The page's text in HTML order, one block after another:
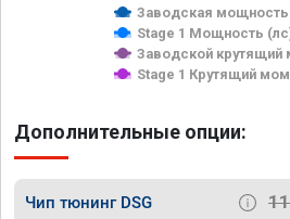
Заводская мощность
Stage 1 Мощность
Заводской
Stage 1 Крутящий
Дополнительные опции:
Чип тюнинг DSG